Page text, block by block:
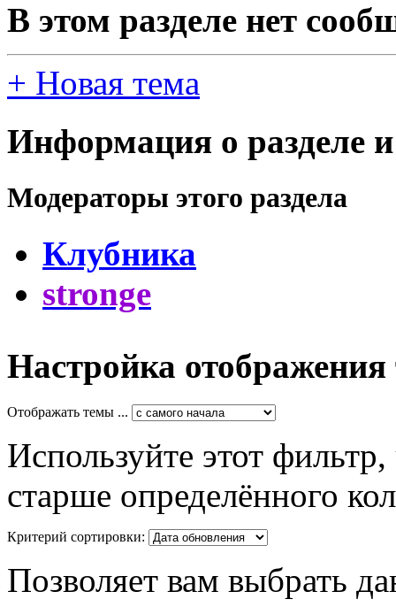
В этом разделе нет
+ Новая тема
Информация о разделе
Модераторы этого раздела
Клубника
stronge
Настройка отображения
Отображать темы ...
Используйте этот
старше определённого
Критерий сортировки:
Позволяет вам выбрать